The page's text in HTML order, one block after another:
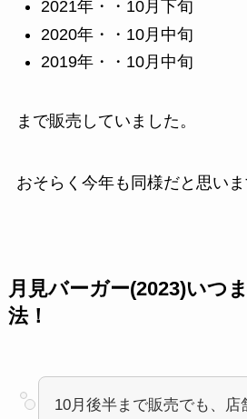
2021年・・10月下旬
2020年・・10月中旬
2019年・・10月中旬
まで販売していました。
おそらく今年も同様だと思いま
月見バーガー(2023)いつ
法！
10月後半まで販売でも、店